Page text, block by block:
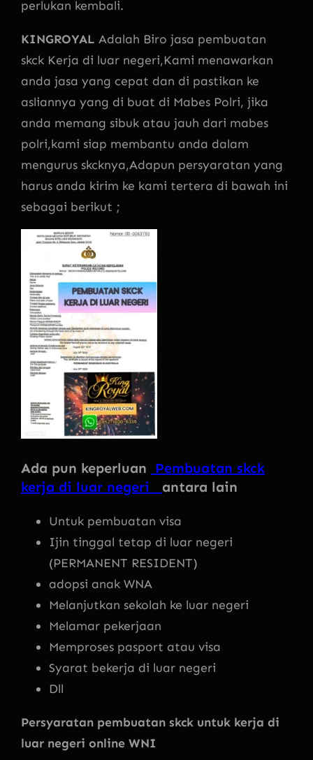
perlukan kembali.
KINGROYAL Adalah Biro jasa pembuatan
skck Kerja di luar negeri,Kami menawarkan
anda jasa yang cepat dan di pastikan ke
asliannya yang di buat di Mabes Polri, jika
anda memang sibuk atau jauh dari mabes
polri,kami siap membantu anda dalam
mengurus skcknya,Adapun persyaratan yang
harus anda kirim ke kami tertera di bawah ini
sebagai berikut ;
Ada pun keperluan Pembuatan skck
kerja di luar negeri antara lain
Untuk pembuatan visa
Ijin tinggal tetap di luar negeri
(PERMANENT RESIDENT)
adopsi anak WNA
Melanjutkan sekolah ke luar negeri
Melamar pekerjaan
Memproses pasport atau visa
Syarat bekerja di luar negeri
Dll
Persyaratan pembuatan skck untuk kerja di
luar negeri online WNI